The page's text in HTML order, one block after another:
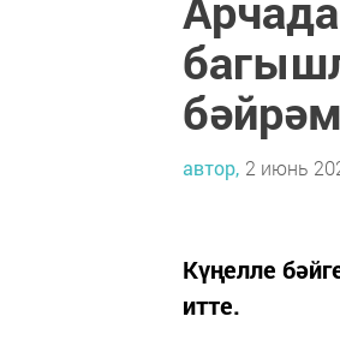
автор, 2 июнь
Күңелле
итте.